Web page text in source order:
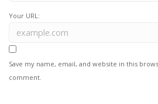
Your URL:
Save my name, email, and website in this
comment.